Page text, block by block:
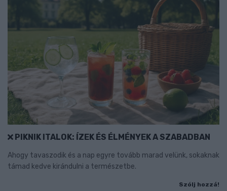
PIKNIK ITALOK: ÍZEK ÉS ÉLMÉNYEK A SZABADBAN
Ahogy tavaszodik és a nap egyre tovább marad velünk, sokaknak
támad kedve kirándulni a természetbe.
Szólj hozzá!